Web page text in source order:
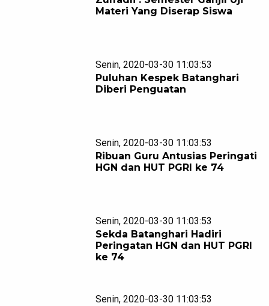
Materi Yang Diserap Siswa
Senin, 2020-03-30 11:03:53
Puluhan Kespek Batanghari
Diberi Penguatan
Senin, 2020-03-30 11:03:53
Ribuan Guru Antusias Peringati
HGN dan HUT PGRI ke 74
Senin, 2020-03-30 11:03:53
Sekda Batanghari Hadiri
Peringatan HGN dan HUT PGRI
ke 74
Senin, 2020-03-30 11:03:53